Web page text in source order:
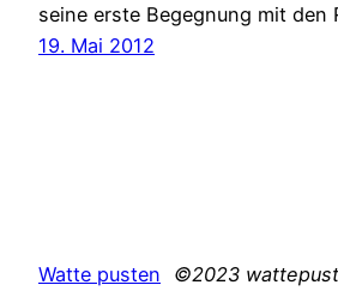
seine erste Begegnung mit den
19. Mai 2012
Watte pusten ©2023